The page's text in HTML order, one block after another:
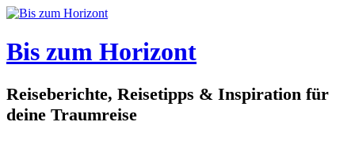
Skip
content
Bis zum Horizont
Reiseberichte, Reisetipps & Inspiration für
deine Traumreise